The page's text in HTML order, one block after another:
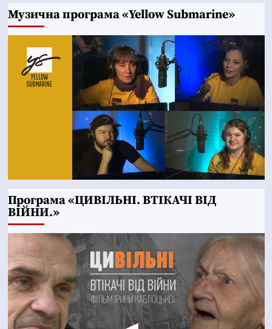
Музична програма «Yellow Submarine»
Програма «ЦИВІЛЬНІ. ВТІКАЧІ ВІД
ВІЙНИ.»